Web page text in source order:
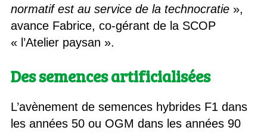
normatif est au service de la technocratie»,
avance Fabrice, co-gérant de la SCOP
« l’Atelier paysan ».
Des semences artificialisées
L’avènement de semences hybrides F1 dans
les années 50 ou OGM dans les années 90